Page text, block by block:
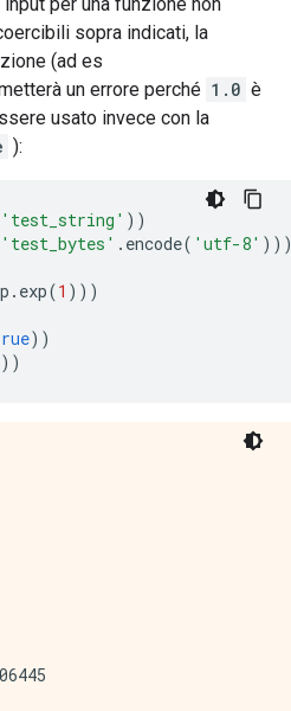
sopra indicati, la
(ad es
un errore perché 1.0 è
usato invece con la
):
'test_string' ))
'test_bytes' . encode( 'utf-8'
. exp(1 )))
))
))